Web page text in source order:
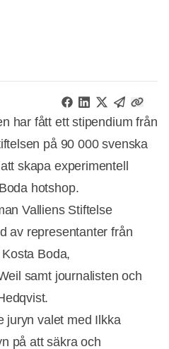
har fått ett stipendium från
på 90 000 svenska
skapa experimentell
hotshop.
Valliens Stiftelse
av representanter från
Boda,
samt journalisten och
juryn valet med Ilkka
på att säkra och